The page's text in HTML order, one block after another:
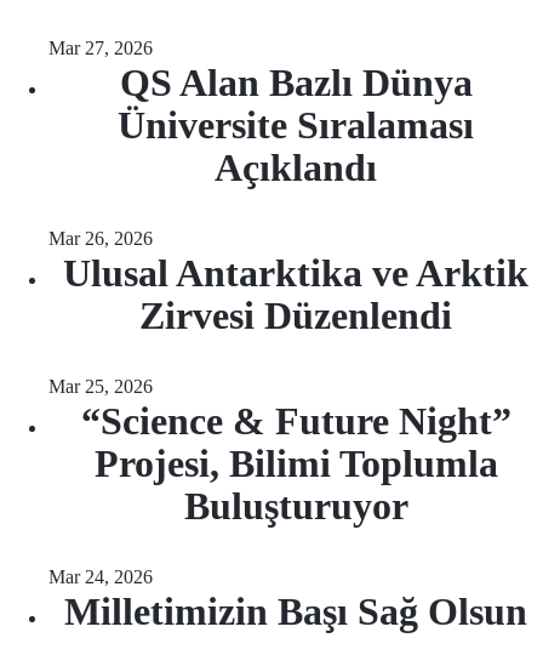
Mar 27, 2026
QS Alan Bazlı Dünya
Üniversite Sıralaması
Açıklandı
Mar 26, 2026
Ulusal Antarktika ve Arktik
Zirvesi Düzenlendi
Mar 25, 2026
“Science & Future Night”
Projesi, Bilimi Toplumla
Buluşturuyor
Mar 24, 2026
Milletimizin Başı Sağ Olsun